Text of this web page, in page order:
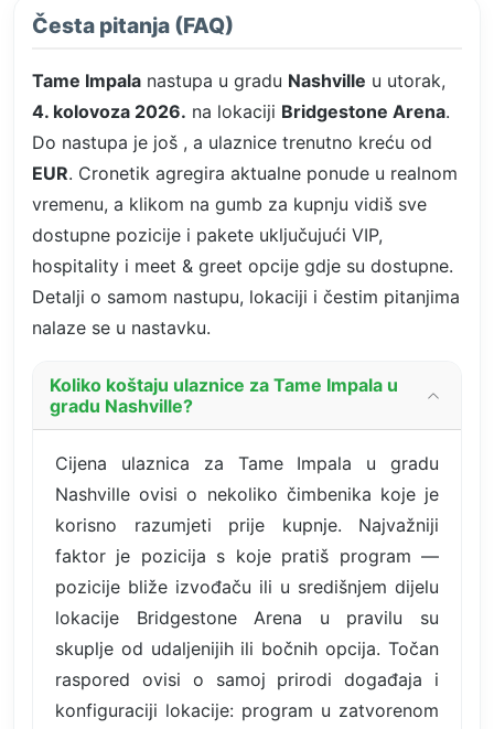
Česta pitanja (FAQ)
Tame Impala nastupa u gradu Nashville u utorak,
4. kolovoza 2026. na lokaciji Bridgestone Arena.
Do nastupa je još , a ulaznice trenutno kreću od
EUR. Cronetik agregira aktualne ponude u realnom
vremenu, a klikom na gumb za kupnju vidiš sve
dostupne pozicije i pakete uključujući VIP,
hospitality i meet & greet opcije gdje su dostupne.
Detalji o samom nastupu, lokaciji i čestim pitanjima
nalaze se u nastavku.
Koliko koštaju ulaznice za Tame Impala u
gradu Nashville?
Cijena ulaznica za Tame Impala u gradu
Nashville ovisi o nekoliko čimbenika koje je
korisno razumjeti prije kupnje. Najvažniji
faktor je pozicija s koje pratiš program —
pozicije bliže izvođaču ili u središnjem dijelu
lokacije Bridgestone Arena u pravilu su
skuplje od udaljenijih ili bočnih opcija. Točan
raspored ovisi o samoj prirodi događaja i
konfiguraciji lokacije: program u zatvorenom